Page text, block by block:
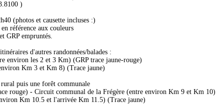
)
(photos et causette incluses :)
référence aux couleurs
GRP empruntés.
d'autres randonnées/balades :
environ les 2 et 3 Km) (GRP trace jaune-rouge)
Km 3 et Km 8) (Trace jaune)
puis une forêt communale
rouge) - Circuit communal de la Frégère (entre environ Km 9 et Km 10)
Km 10.5 et l'arrivée Km 11.5) (Trace jaune)